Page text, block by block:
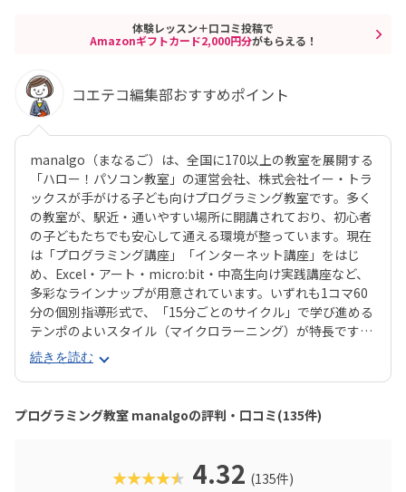
体験レッスン＋口コミ投稿で
Amazonギフトカード2,000円分がもらえる！
コエテコ編集部おすすめポイント
manalgo（まなるご）は、全国に170以上の教室を展開する
「ハロー！パソコン教室」の運営会社、株式会社イー・トラ
ックスが手がける子ども向けプログラミング教室です。多く
の教室が、駅近・通いやすい場所に開講されており、初心者
の子どもたちでも安心して通える環境が整っています。現在
は「プログラミング講座」「インターネット講座」をはじ
め、Excel・アート・micro:bit・中高生向け実践講座など、
多彩なラインナップが用意されています。いずれも1コマ60
分の個別指導形式で、「15分ごとのサイクル」で学び進める
テンポのよいスタイル（マイクロラーニング）が特長です。
中でも「ジュニア・プログラミング検定」に準拠したプログ
ラミング講座では、実際にほぼ満点で合格したお子さんもお
り、保護者からの信頼も厚い内容となっています。楽しく学
ぶだけでなく、“かたちに残る成果”が得られるのも魅力のひ
とつです。
続きを読む
プログラミング教室 manalgoの評判・口コミ(135件)
★★★★★ 4.32 (135件)